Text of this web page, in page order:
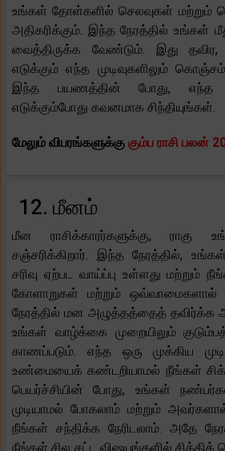
உங்கள் தோள்களில் செலவுகள் மற்றும்
அதிகரிக்கும். இந்த நேரத்தில் உங்கள்
வைத்திருக்க வேண்டும். இது
எடுக்கும் எந்த முடிவுகளிலும்
இந்த பயணத்தின் போது, ​​எந்த
எடுக்கும்போது கவனமாக சிந்தியுங்கள்.
மேலும் விபரங்களுக்கு கும்ப ராசி பலன்
12. மீனம்
மீன ராசிக்காரர்களுக்கு, ராகு
சஞ்சரிக்கிறார். இந்த நேரத்தில், உங்கள்
சரிவு ஏற்பட வாய்ப்பு உள்ளது மற்றும்
கோளாறுகள் மற்றும் ஒவ்வாமைகளால்
நேரத்தில் மன அழுத்தத்தைத் தவிர்க்க
உங்கள் வாழ்க்கை முறையிலும்
காணப்படும். எந்த ஒரு முக்கிய
உண்மையைக் கண்டறியாமல் நீங்கள்
பெயர்ச்சியின் போது, ​​உங்கள்
முடியாமல் போகலாம் மற்றும்
நீங்கள் சந்திக்க நேரிடலாம். அதே
நீங்கள் சில சட்ட விஷயங்களில் சிக்கிக்